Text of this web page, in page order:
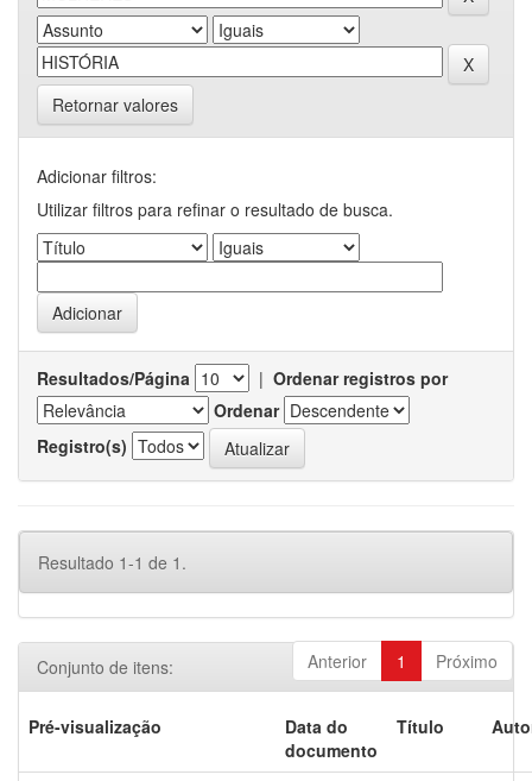
Retornar valores
Adicionar filtros:
Utilizar filtros para refinar o resultado de busca.
Resultados/Página | Ordenar registros por
Ordenar
Registro(s)
Resultado 1-1 de 1.
Anterior 1 Próximo
Conjunto de itens:
Pré-visualização
Data do
documento
Título